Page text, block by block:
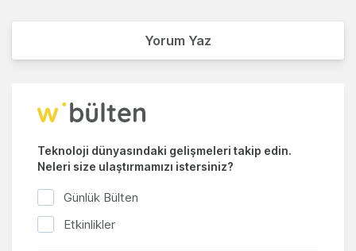
Yorum Yaz
Teknoloji dünyasındaki gelişmeleri takip edin.
Neleri size ulaştırmamızı istersiniz?
Günlük Bülten
Etkinlikler